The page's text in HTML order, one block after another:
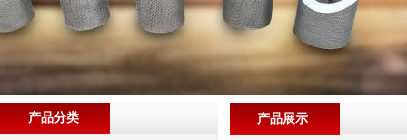
产品展示
产品分类